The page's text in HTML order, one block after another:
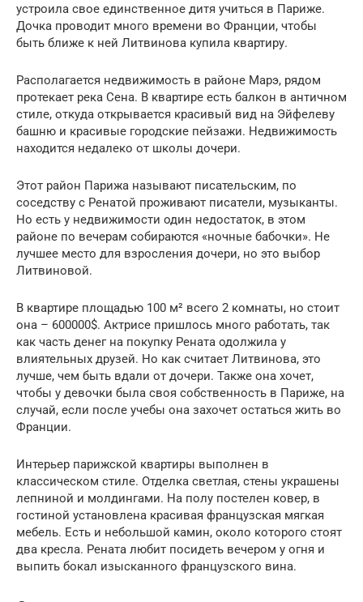
устроила свое единственное дитя учиться в Париже.
Дочка проводит много времени во Франции, чтобы
быть ближе к ней Литвинова купила квартиру.
Располагается недвижимость в районе Марэ, рядом
протекает река Сена. В квартире есть балкон в античном
стиле, откуда открывается красивый вид на Эйфелеву
башню и красивые городские пейзажи. Недвижимость
находится недалеко от школы дочери.
Этот район Парижа называют писательским, по
соседству с Ренатой проживают писатели, музыканты.
Но есть у недвижимости один недостаток, в этом
районе по вечерам собираются «ночные бабочки». Не
лучшее место для взросления дочери, но это выбор
Литвиновой.
В квартире площадью 100 м² всего 2 комнаты, но стоит
она – 600000$. Актрисе пришлось много работать, так
как часть денег на покупку Рената одолжила у
влиятельных друзей. Но как считает Литвинова, это
лучше, чем быть вдали от дочери. Также она хочет,
чтобы у девочки была своя собственность в Париже, на
случай, если после учебы она захочет остаться жить во
Франции.
Интерьер парижской квартиры выполнен в
классическом стиле. Отделка светлая, стены украшены
лепниной и молдингами. На полу постелен ковер, в
гостиной установлена красивая французская мягкая
мебель. Есть и небольшой камин, около которого стоят
два кресла. Рената любит посидеть вечером у огня и
выпить бокал изысканного французского вина.